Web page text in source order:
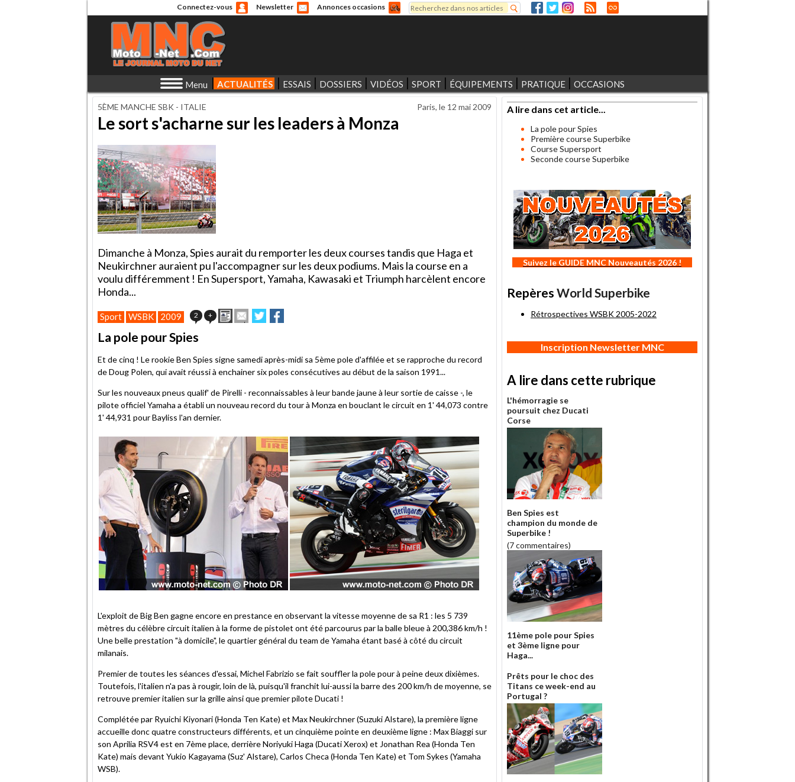
Connectez-vous Newsletter Annonces occasions
Formulaire de recherche
Rechercher
Menu ACTUALITÉS ESSAIS DOSSIERS VIDÉOS SPORT ÉQUIPEMENTS PRATIQUE OCCASIONS
5ÈME MANCHE SBK - ITALIE Paris, le 12 mai 2009
Le sort s'acharne sur les leaders à Monza
Dimanche à Monza, Spies aurait du remporter les deux courses tandis que Haga et
Neukirchner auraient pu l'accompagner sur les deux podiums. Mais la course en a
voulu différemment ! En Supersport, Yamaha, Kawasaki et Triumph harcèlent encore
Honda...
Sport WSBK 2009 2 + ImprimerEnvoyer
cet
ami
Partager
sur
sur
La pole pour Spies
Et de cinq ! Le rookie Ben Spies signe samedi après-midi sa 5ème pole d'affilée et se rapproche du record
de Doug Polen, qui avait réussi à enchainer six poles consécutives au début de la saison 1991...
Sur les nouveaux pneus qualif' de Pirelli - reconnaissables à leur bande jaune à leur sortie de caisse -, le
pilote officiel Yamaha a établi un nouveau record du tour à Monza en bouclant le circuit en 1' 44,073 contre
1' 44,931 pour Bayliss l'an dernier.
L'exploit de Big Ben gagne encore en prestance en observant la vitesse moyenne de sa R1 : les 5 739
mètres du célèbre circuit italien à la forme de pistolet ont été parcourus par la balle bleue à 200,386 km/h !
Une belle prestation "à domicile", le quartier général du team de Yamaha étant basé à côté du circuit
milanais.
Premier de toutes les séances d'essai, Michel Fabrizio se fait souffler la pole pour à peine deux dixièmes.
Toutefois, l'italien n'a pas à rougir, loin de là, puisqu'il franchit lui-aussi la barre des 200 km/h de moyenne, se
retrouve premier italien sur la grille ainsi que premier pilote Ducati !
Complétée par Ryuichi Kiyonari (Honda Ten Kate) et Max Neukirchner (Suzuki Alstare), la première ligne
accueille donc quatre constructeurs différents, et un cinquième pointe en deuxième ligne : Max Biaggi sur
son Aprilia RSV4 est en 7ème place, derrière Noriyuki Haga (Ducati Xerox) et Jonathan Rea (Honda Ten
Kate) mais devant Yukio Kagayama (Suz' Alstare), Carlos Checa (Honda Ten Kate) et Tom Sykes (Yamaha
WSB).
A lire dans cet article...
La pole pour Spies
Première course Superbike
Course Supersport
Seconde course Superbike
Suivez le GUIDE MNC Nouveautés 2026 !
Repères World Superbike
Rétrospectives WSBK 2005-2022
Inscription Newsletter MNC
A lire dans cette rubrique
L'hémorragie se
poursuit chez Ducati
Corse
Ben Spies est
champion du monde de
Superbike !
(7 commentaires)
11ème pole pour Spies
et 3ème ligne pour
Haga...
Prêts pour le choc des
Titans ce week-end au
Portugal ?